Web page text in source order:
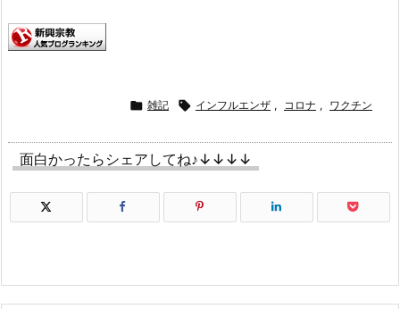
 雑記  インフルエンザ , コロナ , ワクチン
面白かったらシェアしてね♪↓↓↓↓